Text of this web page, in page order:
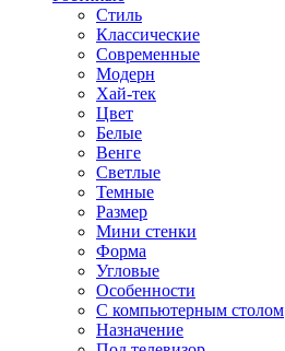
Стиль
Классические
Современные
Модерн
Хай-тек
Цвет
Белые
Венге
Светлые
Темные
Размер
Мини стенки
Форма
Угловые
Особенности
С компьютерным столом
Назначение